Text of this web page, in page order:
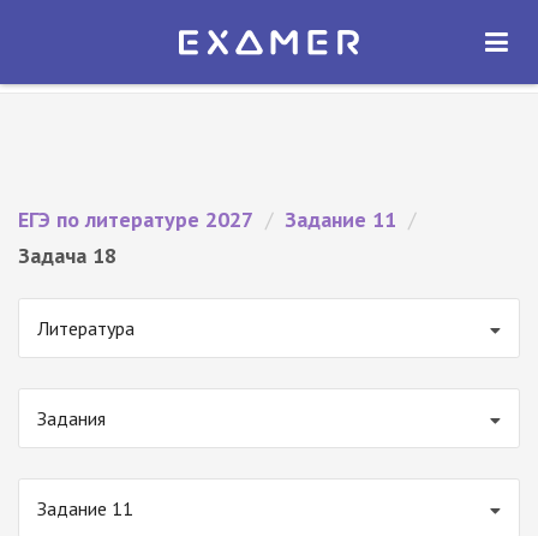
Экзамер — ЕГЭ 2027
ОТКРЫТЬ
ЕГЭ по литературе 2027 / Задание 11 /
Задача 18
Литература
Задания
Задание 11